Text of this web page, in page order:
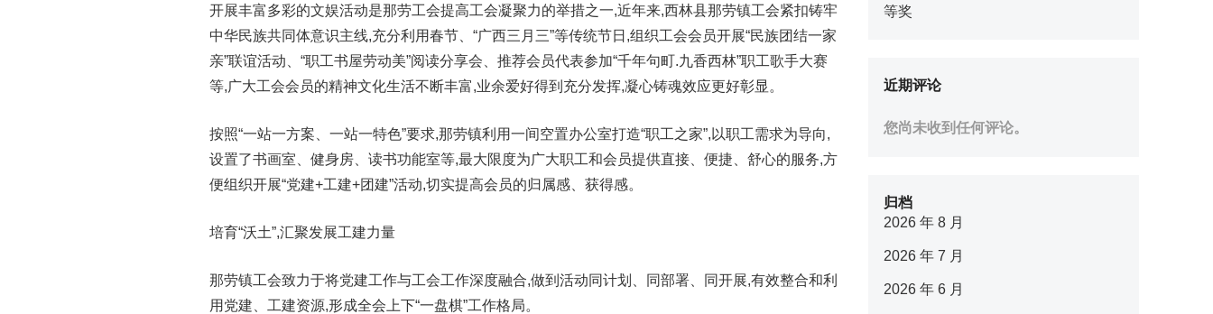
开展丰富多彩的文娱活动是那劳工会提高工会凝聚力的举措之一,近年来,西林县那劳镇工会紧扣铸牢
中华民族共同体意识主线,充分利用春节、“广西三月三”等传统节日,组织工会会员开展“民族团结一家
亲”联谊活动、“职工书屋劳动美”阅读分享会、推荐会员代表参加“千年句町.九香西林”职工歌手大赛
等,广大工会会员的精神文化生活不断丰富,业余爱好得到充分发挥,凝心铸魂效应更好彰显。
按照“一站一方案、一站一特色”要求,那劳镇利用一间空置办公室打造“职工之家”,以职工需求为导向,
设置了书画室、健身房、读书功能室等,最大限度为广大职工和会员提供直接、便捷、舒心的服务,方
便组织开展“党建+工建+团建”活动,切实提高会员的归属感、获得感。
培育“沃土”,汇聚发展工建力量
那劳镇工会致力于将党建工作与工会工作深度融合,做到活动同计划、同部署、同开展,有效整合和利
用党建、工建资源,形成全会上下“一盘棋”工作格局。
等奖
近期评论
您尚未收到任何评论。
归档
2026 年 8 月
2026 年 7 月
2026 年 6 月